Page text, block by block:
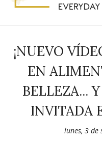
¡NUEVO
EN
BELLEZA...
INVITADA
lunes, 3 de